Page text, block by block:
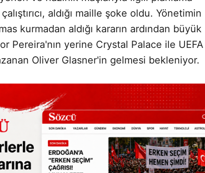
aldığı maille şoke oldu. Yönetimin
kurmadan aldığı kararın ardından büyük
Pereira'nın yerine Crystal Palace ile UEFA
Oliver Glasner'in gelmesi bekleniyor.